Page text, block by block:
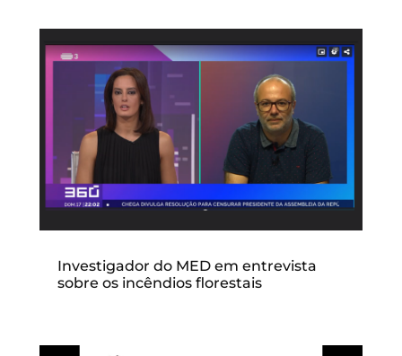
Investigador do MED em entrevista
sobre os incêndios florestais